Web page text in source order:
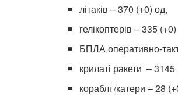
літаків – 370 (+0) од,
гелікоптерів – 335
БПЛА оперативно-
крилаті ракети ‒ 3145
кораблі /катери ‒ 28